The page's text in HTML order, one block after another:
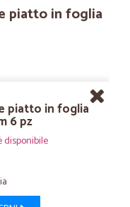
piatto in foglia
piatto in foglia
6 pz
disponibile